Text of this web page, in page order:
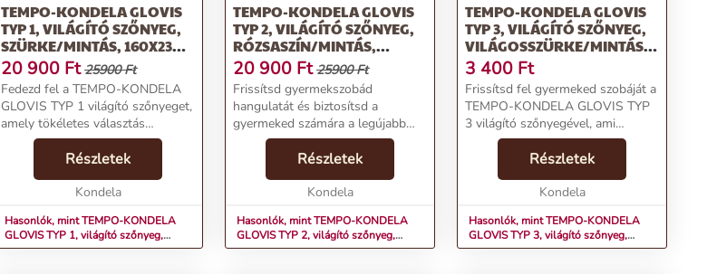
TEMPO-KONDELA GLOVIS
TYP 1, VILÁGÍTÓ SZŐNYEG,
SZÜRKE/MINTÁS, 160X230
CM
20 900 Ft 25900 Ft
Fedezd fel a TEMPO-KONDELA
GLOVIS TYP 1 világító szőnyeget,
amely tökéletes választás
gyermekszobákba!Termékjellemzők:Anyag:
100% poliészter/hab/mikro
plüss.Méretek: 160x230 cm.Szín:
Szürke/mintás.Vil...
Részletek
Kondela
Hasonlók, mint TEMPO-KONDELA
GLOVIS TYP 1, világító szőnyeg,
szürke/mintás, 160x230 cm
TEMPO-KONDELA GLOVIS
TYP 2, VILÁGÍTÓ SZŐNYEG,
RÓZSASZÍN/MINTÁS,
160X230 CM
20 900 Ft 25900 Ft
Frissítsd gyermekszobád
hangulatát és biztosítsd a
gyermeked számára a legújabb
stílust az új Kondela GLOVIS TYP
szőnyeggel.Termékjellemzők:Anyag:
100% poliészter/hab/mikro
Részletek
Kondela
Hasonlók, mint TEMPO-KONDELA
GLOVIS TYP 2, világító szőnyeg,
rózsaszín/mintás, 160x230 cm
TEMPO-KONDELA GLOVIS
TYP 3, VILÁGÍTÓ SZŐNYEG,
VILÁGOSSZÜRKE/MINTÁS,
60X100 CM
3 400 Ft
Frissítsd fel gyermeked szobáját a
TEMPO-KONDELA GLOVIS TYP
3 világító szőnyegével, ami
lenyűgöző csillagkép mintájával és
praktikus tulajdonságaival
egyaránt megfelelő választás
lesz.Termékjellemzők:...
Részletek
Kondela
Hasonlók, mint TEMPO-KONDELA
GLOVIS TYP 3, világító szőnyeg,
világosszürke/mintás, 60x100 cm